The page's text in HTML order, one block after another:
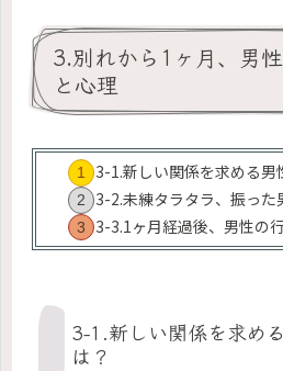
3.別れから1ヶ月、男
と心理
3-1.新しい関係を求める男
3-2.未練タラタラ、振った
3-3.1ヶ月経過後、男性の
3-1.新しい関係を求め
は？